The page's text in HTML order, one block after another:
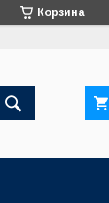
Корзина